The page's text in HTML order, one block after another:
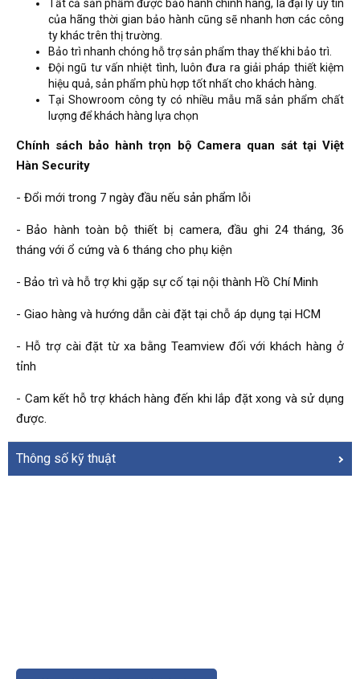
Tất cả sản phẩm được bảo hành chính hãng, là đại lý uy tín
của hãng thời gian bảo hành cũng sẽ nhanh hơn các công
ty khác trên thị trường.
Bảo trì nhanh chóng hỗ trợ sản phẩm thay thế khi bảo trì.
Đội ngũ tư vấn nhiệt tình, luôn đưa ra giải pháp thiết kiệm
hiệu quả, sản phẩm phù hợp tốt nhất cho khách hàng.
Tại Showroom công ty có nhiều mẫu mã sản phẩm chất
lượng để khách hàng lựa chọn
Chính sách bảo hành trọn bộ Camera quan sát tại Việt
Hàn Security
- Đổi mới trong 7 ngày đầu nếu sản phẩm lỗi
- Bảo hành toàn bộ thiết bị camera, đầu ghi 24 tháng, 36
tháng với ổ cứng và 6 tháng cho phụ kiện
- Bảo trì và hỗ trợ khi gặp sự cố tại nội thành Hồ Chí Minh
- Giao hàng và hướng dẫn cài đặt tại chỗ áp dụng tại HCM
- Hỗ trợ cài đặt từ xa bằng Teamview đối với khách hàng ở
tỉnh
- Cam kết hỗ trợ khách hàng đến khi lắp đặt xong và sử dụng
được.
Thông số kỹ thuật